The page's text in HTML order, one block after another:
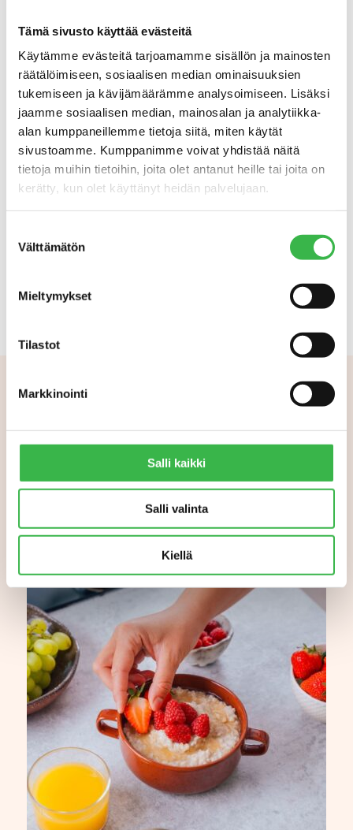
Tämä sivusto käyttää evästeitä
Käytämme evästeitä tarjoamamme sisällön ja mainosten
räätälöimiseen, sosiaalisen median ominaisuuksien
tukemiseen ja kävijämäärämme analysoimiseen. Lisäksi
jaamme sosiaalisen median, mainosalan ja analytiikka-
alan kumppaneillemme tietoja siitä, miten käytät
sivustoamme. Kumppanimme voivat yhdistää näitä
tietoja muihin tietoihin, joita olet antanut heille tai joita on
kerätty, kun olet käyttänyt heidän palvelujaan.
valinta
Välttämätön
Mieltymykset
Tilastot
Markkinointi
Salli kaikki
Salli valinta
Kiellä
kampanjakoordinaattoriAura Lamminparras
ry,aura.lamminparras@proluomu.fi puh. 0405568097
Aiheeseen liittyvää